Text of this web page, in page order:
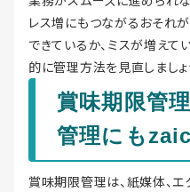
レス増にもつながるおそれ
できているか、ミスが増え
的に管理方法を見直しましょ
賞味期限管
管理にも
賞味期限管理は、紙媒体、エ